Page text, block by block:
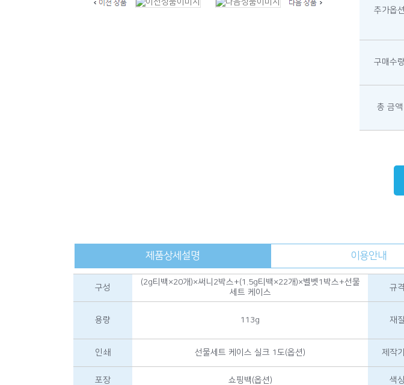
추가옵션
구매수량
총 금액
제품상세설명 이용안내
구성
(2g티백×20개)×써니2박스+(1.5g티백×22개)×벨벳1박스+선물
세트 케이스
규격
용량 113g 재질
인쇄 선물세트 케이스 실크 1도(옵션) 제작
포장 쇼핑백(옵션) 색